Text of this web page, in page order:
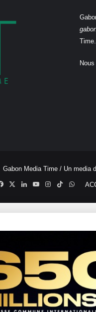
Time.
Gabon Media Time / Un media
Facebook
X LinkedinYouTubeInstagram
TikTok